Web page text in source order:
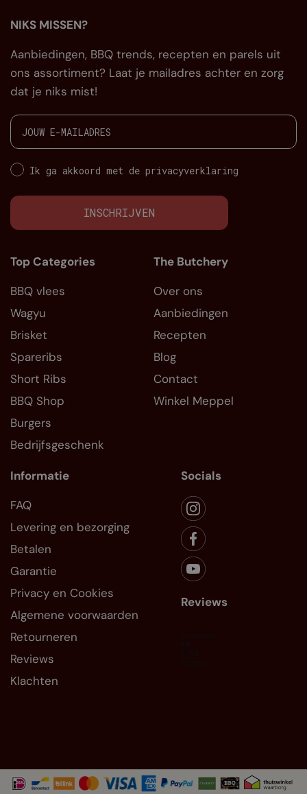
NIKS MISSEN?
Aanbiedingen, BBQ trends, recepten en parels uit
ons assortiment? Laat je mailadres achter en zorg
dat je niks mist!
Ik ga akkoord met de privacyverklaring
INSCHRIJVEN
Top Categories
BBQ vlees
Wagyu
Brisket
Spareribs
Short Ribs
BBQ Shop
Burgers
Bedrijfsgeschenk
The Butchery
Over ons
Aanbiedingen
Recepten
Blog
Contact
Winkel Meppel
Informatie
FAQ
Levering en bezorging
Betalen
Garantie
Privacy en Cookies
Algemene voorwaarden
Retourneren
Reviews
Klachten
Socials
Reviews